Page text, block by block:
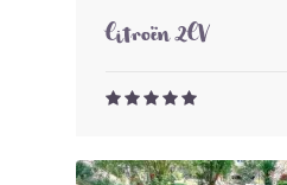
Citroën 2CV